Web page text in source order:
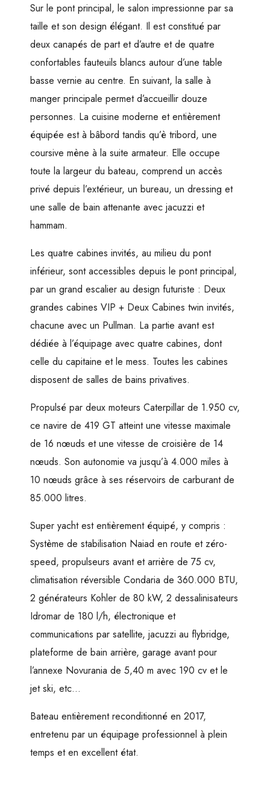
Sur le pont principal, le salon impressionne par sa
taille et son design élégant. Il est constitué par
deux canapés de part et d’autre et de quatre
confortables fauteuils blancs autour d’une table
basse vernie au centre. En suivant, la salle à
manger principale permet d’accueillir douze
personnes. La cuisine moderne et entièrement
équipée est à bâbord tandis qu’è tribord, une
coursive mène à la suite armateur. Elle occupe
toute la largeur du bateau, comprend un accès
privé depuis l’extérieur, un bureau, un dressing et
une salle de bain attenante avec jacuzzi et
hammam.
Les quatre cabines invités, au milieu du pont
inférieur, sont accessibles depuis le pont principal,
par un grand escalier au design futuriste : Deux
grandes cabines VIP + Deux Cabines twin invités,
chacune avec un Pullman. La partie avant est
dédiée à l’équipage avec quatre cabines, dont
celle du capitaine et le mess. Toutes les cabines
disposent de salles de bains privatives.
Propulsé par deux moteurs Caterpillar de 1.950 cv,
ce navire de 419 GT atteint une vitesse maximale
de 16 nœuds et une vitesse de croisière de 14
nœuds. Son autonomie va jusqu’à 4.000 miles à
10 nœuds grâce à ses réservoirs de carburant de
85.000 litres.
Super yacht est entièrement équipé, y compris :
Système de stabilisation Naiad en route et zéro-
speed, propulseurs avant et arrière de 75 cv,
climatisation réversible Condaria de 360​.000 BTU,
2 générateurs Kohler de 80 kW, 2 dessalinisateurs
Idromar de 180 l/h, électronique et
communications par satellite, jacuzzi au flybridge,
plateforme de bain arrière, garage avant pour
l’annexe Novurania de 5,40 m avec 190 cv et le
jet ski, etc…
Bateau entièrement reconditionné en 2017,
entretenu par un équipage professionnel à plein
temps et en excellent état.